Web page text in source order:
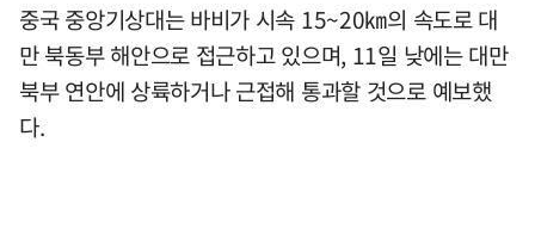
중국 중앙기상대는 바비가 시속 15~20㎞의 속도로 대
만 북동부 해안으로 접근하고 있으며, 11일 낮에는 대만
북부 연안에 상륙하거나 근접해 통과할 것으로 예보했
다.